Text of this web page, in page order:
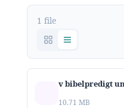
1 file
10.71 MB